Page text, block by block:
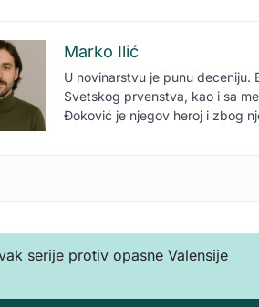
Marko Ilić
U novinarstvu je punu deceniju.
Svetskog prvenstva, kao i sa
Đoković je njegov heroj i zbog
serije protiv opasne Valensije